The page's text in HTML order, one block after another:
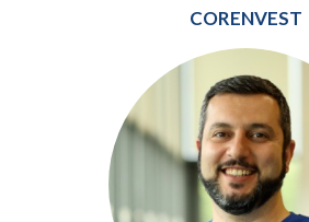
CORENVEST